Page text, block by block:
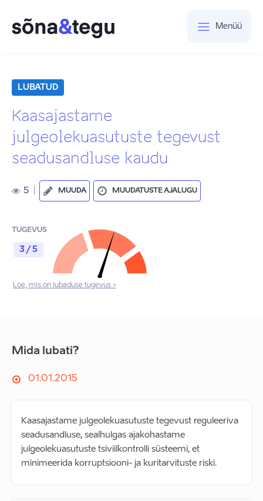
Menüü
LUBATUD
Kaasajastame
julgeolekuasutuste tegevust
seadusandluse kaudu
5 MUUDA MUUDATUSTE AJALUGU
TUGEVUS
3 / 5
Loe, mis on lubaduse tugevus >
Mida lubati?
01.01.2015
Kaasajastame julgeolekuasutuste tegevust reguleeriva
seadusandluse, sealhulgas ajakohastame
julgeolekuasutuste tsiviilkontrolli süsteemi, et
minimeerida korruptsiooni- ja kuritarvituste riski.